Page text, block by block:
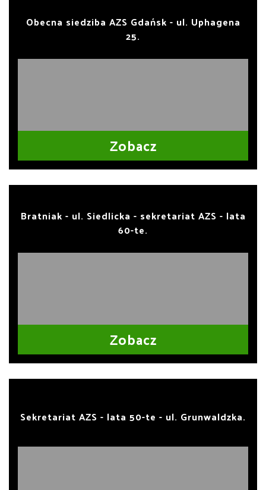
Obecna siedziba AZS Gdańsk - ul. Uphagena
25.
Zobacz
Bratniak - ul. Siedlicka - sekretariat AZS - lata
60-te.
Zobacz
Sekretariat AZS - lata 50-te - ul. Grunwaldzka.